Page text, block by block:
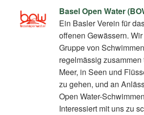
Basel Open Water
Ein Basler Verein für
offenen Gewässern.
Gruppe von
regelmässig
Meer, in Seen und
zu gehen, und an
Open Water-
Interessiert mit uns zu